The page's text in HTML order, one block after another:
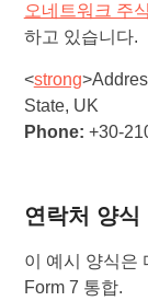
오네트워크 주
하고 있습니다.
<strong
State, UK
Phone: +30-
연락처 양식
이 예시 양식은
Form 7 통합.